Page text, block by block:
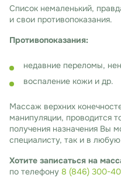
Список немаленький,
и свои противопоказания.
Противопоказания:
недавние переломы,
воспаление кожи и др.
Массаж верхних
манипуляции, проводится
получения назначения Вы
специалисту, так и в
Хотите записаться на
по телефону 8 (846) 300-